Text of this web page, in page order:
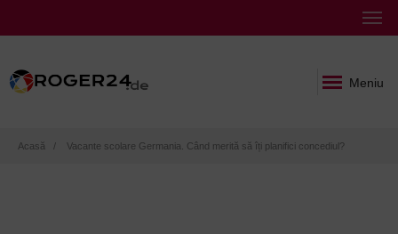
Meniu
Breadcrumb
Acasă Vacante scolare Germania. Când merită să îți planifici concediul?